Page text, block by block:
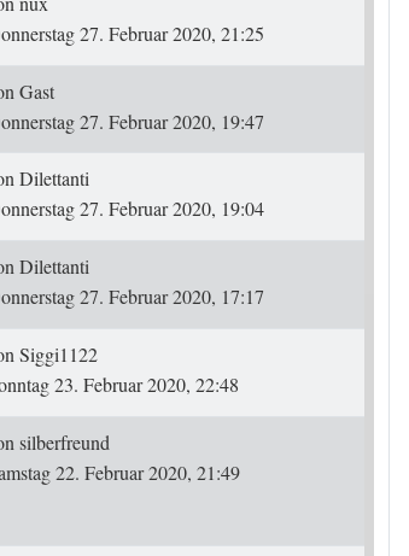
27. Februar 2020, 21:25
Beitrag
Gast
27. Februar 2020, 19:47
Beitrag
Dilettanti
27. Februar 2020, 19:04
Beitrag
Dilettanti
27. Februar 2020, 17:17
Beitrag
Siggi1122
23. Februar 2020, 22:48
Beitrag
silberfreund
22. Februar 2020, 21:49